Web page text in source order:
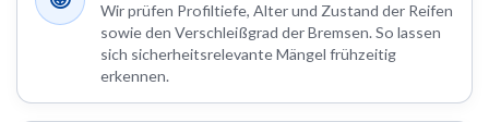
Wir prüfen Profiltiefe, Alter und Zustand der Reifen
sowie den Verschleißgrad der Bremsen. So lassen
sich sicherheitsrelevante Mängel frühzeitig
erkennen.